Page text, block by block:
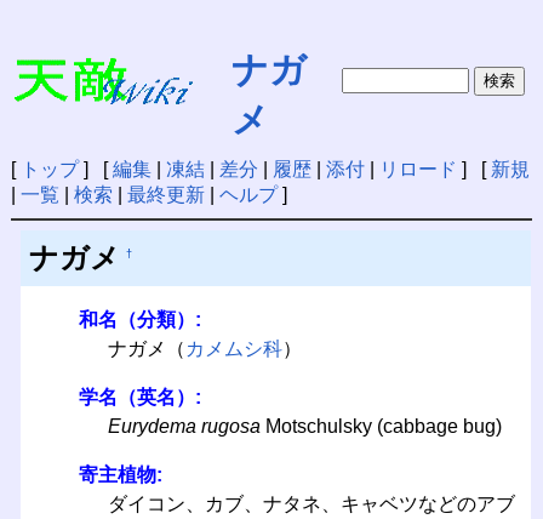
ナガ
メ
[ トップ] [編集| 凍結| 差分 履歴| 添付| リロード ] [ 新規
一覧 検索 最終更新| ヘルプ]
ナガメ †
和名（分類）:
ナガメ（ カメムシ科）
学名（英名）:
Eurydema rugosa Motschulsky (cabbage bug)
寄主植物:
ダイコン、カブ、ナタネ、キャベツなどのアブ